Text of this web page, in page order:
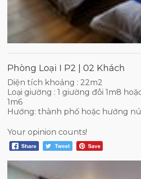
Phòng Loại I P2 | 02 Khách
Diện tích khoảng : 22m2
Loại giường : 1 giường đôi 1m8
1m6
Hướng: thành phố hoặc hướng
Your opinion counts!